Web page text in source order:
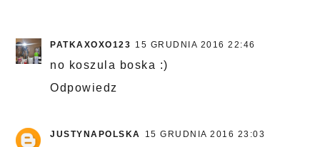
PATKAXOXO123 15 GRUDNIA 2016 22:46
no koszula boska :)
Odpowiedz
JUSTYNAPOLSKA 15 GRUDNIA 2016 23:03